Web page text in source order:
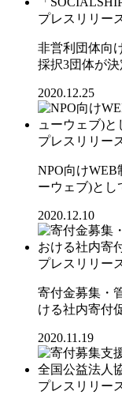
プレスリリー
非営利団体向
採択3団体が決
2020.12.25
プレスリリー
NPO向けWEB
ーウェブ)とし
2020.12.10
プレスリリー
寄付金募集・
ける社内寄付
2020.11.19
プレスリリー